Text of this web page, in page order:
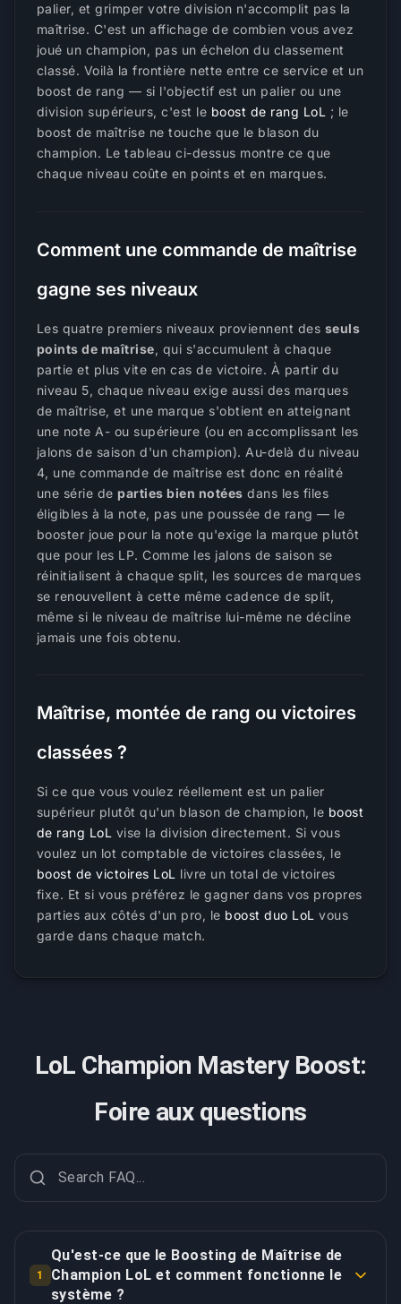
palier, et grimper votre division n'accomplit pas la
maîtrise. C'est un affichage de combien vous avez
joué un champion, pas un échelon du classement
classé. Voilà la frontière nette entre ce service et un
boost de rang — si l'objectif est un palier ou une
division supérieurs, c'est le boost de rang LoL ; le
boost de maîtrise ne touche que le blason du
champion. Le tableau ci-dessus montre ce que
chaque niveau coûte en points et en marques.
Comment une commande de maîtrise
gagne ses niveaux
Les quatre premiers niveaux proviennent des seuls
points de maîtrise, qui s'accumulent à chaque
partie et plus vite en cas de victoire. À partir du
niveau 5, chaque niveau exige aussi des marques
de maîtrise, et une marque s'obtient en atteignant
une note A- ou supérieure (ou en accomplissant les
jalons de saison d'un champion). Au-delà du niveau
4, une commande de maîtrise est donc en réalité
une série de parties bien notées dans les files
éligibles à la note, pas une poussée de rang — le
booster joue pour la note qu'exige la marque plutôt
que pour les LP. Comme les jalons de saison se
réinitialisent à chaque split, les sources de marques
se renouvellent à cette même cadence de split,
même si le niveau de maîtrise lui-même ne décline
jamais une fois obtenu.
Maîtrise, montée de rang ou victoires
classées ?
Si ce que vous voulez réellement est un palier
supérieur plutôt qu'un blason de champion, le boost
de rang LoL vise la division directement. Si vous
voulez un lot comptable de victoires classées, le
boost de victoires LoL livre un total de victoires
fixe. Et si vous préférez le gagner dans vos propres
parties aux côtés d'un pro, le boost duo LoL vous
garde dans chaque match.
LoL Champion Mastery Boost:
Foire aux questions
1
Qu'est-ce que le Boosting de Maîtrise de
Champion LoL et comment fonctionne le
système ?